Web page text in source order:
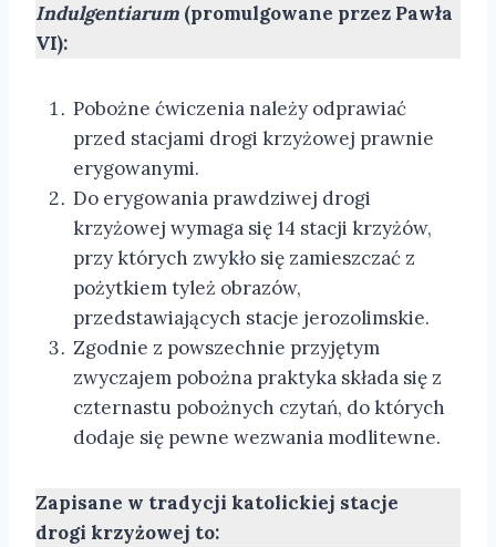
Indulgentiarum (promulgowane przez Pawła
VI):
Pobożne ćwiczenia należy odprawiać
przed stacjami drogi krzyżowej prawnie
erygowanymi.
Do erygowania prawdziwej drogi
krzyżowej wymaga się 14 stacji krzyżów,
przy których zwykło się zamieszczać z
pożytkiem tyleż obrazów,
przedstawiających stacje jerozolimskie.
Zgodnie z powszechnie przyjętym
zwyczajem pobożna praktyka składa się z
czternastu pobożnych czytań, do których
dodaje się pewne wezwania modlitewne.
Zapisane w tradycji katolickiej stacje
drogi krzyżowej to: